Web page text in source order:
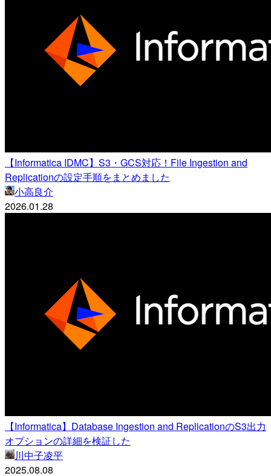
【Informatica IDMC】S3・GCS対応！File Ingestion and
Replicationの設定手順をまとめました
小高良介
2026.01.28
【Informatica】Database Ingestion and ReplicationのS3出力
オプションの詳細を検証した
川中子凌平
2025.08.08